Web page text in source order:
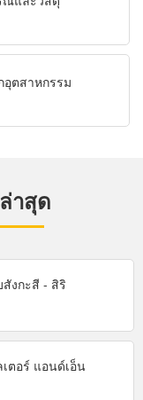
อุตสาหกรรม
าสุด
งกะสี - สิริ
ตอร์ แอนด์เอ็น